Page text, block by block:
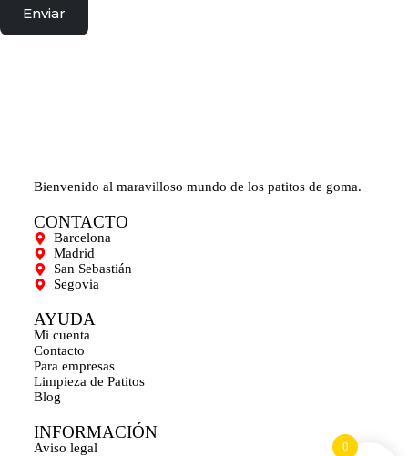
Enviar
Bienvenido al maravilloso mundo de los patitos de goma.
CONTACTO
Barcelona
Madrid
San Sebastián
Segovia
AYUDA
Mi cuenta
Contacto
Para empresas
Limpieza de Patitos
Blog
INFORMACIÓN
Aviso legal 0